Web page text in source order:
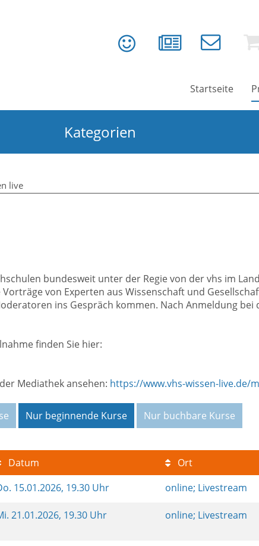
Startseite
Kategorien
live
bundesweit unter der Regie von der vhs im
von Experten aus Wissenschaft und
ins Gespräch kommen. Nach Anmeldung bei
finden Sie hier:
Mediathek ansehen: https://www.vhs-wissen-live.de/
Nur beginnende Kurse Nur buchbare Kurse
Datum Ort
15.01.2026, 19.30 Uhr online; Livestream
21.01.2026, 19.30 Uhr online; Livestream